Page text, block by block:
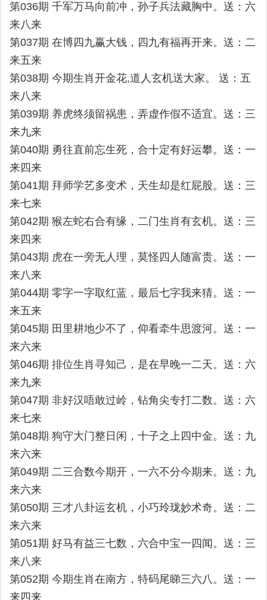
第036期 千军万马向前冲，孙子兵法藏胸中。送：六
来八来
第037期 在博四九赢大钱，四九有福再开来。送：二
来五来
第038期 今期生肖开金花,道人玄机送大家。 送：五
来八来
第039期 养虎终须留祸患，弄虚作假不适宜。送：三
来九来
第040期 勇往直前忘生死，合十定有好运攀。送：一
来四来
第041期 拜师学艺多变术，天生却是红屁股。送：三
来七来
第042期 猴左蛇右合有缘，二门生肖有玄机。送：三
来四来
第043期 虎在一旁无人理，莫怪四人随富贵。送：一
来八来
第044期 零字一字取红蓝，最后七字我来猜。送：一
来五来
第045期 田里耕地少不了，仰看牵牛思渡河。送：一
来六来
第046期 排位生肖寻知己，是在早晚一二天。送：六
来九来
第047期 非好汉唔敢过岭，钻角尖专打二数。送：六
来七来
第048期 狗守大门整日闲，十子之上四中金。送：九
来六来
第049期 二三合数今期开，一六不分今期来。送：九
来六来
第050期 三才八卦运玄机，小巧玲珑妙术奇。送：二
来六来
第051期 好马有益三七数，六合中宝一四闻。送：三
来八来
第052期 今期生肖在南方，特码尾睇三六八。送：一
来四来